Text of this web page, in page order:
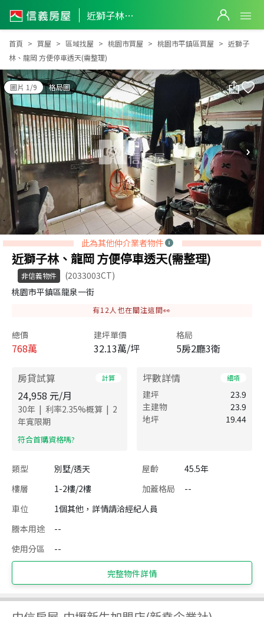
近獅子林、龍岡 方便停車透天(需整理)
近獅子林、龍岡 方便停車透天(需整理)
首頁 買屋 區域找屋 桃園市買屋 桃園市平鎮區買屋
近獅子
林、龍岡 方便停車透天(需整理)
圖片 1/9 格局圖
此為其他仲介業者物件
近獅子林、龍岡 方便停車透天(需整理)
非信義物件
(2033003CT)
桃園市平鎮區龍泉一街
有12 人也在關注這間👀
總價
768萬
建坪單價
32.13萬/坪
格局
5房2廳3衛
房貸試算 計算
24,958 元/月
30年 | 利率2.35%概算 | 2
年寬限期
​符合首購資格嗎?
坪數詳情 細項
建坪
23.9
主建物
23.9
地坪
19.44
類型 別墅/透天 屋齡
45.5年
樓層
1-2樓/2樓 加蓋格局
--
車位
1個其他，詳情請洽經紀人員
謄本用途
--
使用分區
--
完整物件詳情